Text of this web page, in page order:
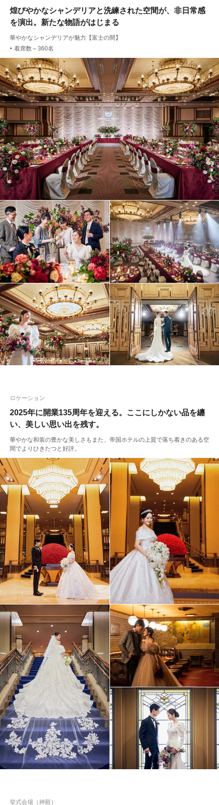
煌びやかなシャンデリアと洗練された空間が、非日常感
を演出。新たな物語がはじまる
華やかなシャンデリアが魅力【富士の間】
● 着席数～360名
2025年に開業135周年を迎える。ここにしかない品を纏
い、美しい思い出を残す。
華やかな和装の豊かな美しさもまた、帝国ホテルの上質で落ち着きのある空
間でよりひきたつと好評。
ロケーション
挙式会場（神殿）